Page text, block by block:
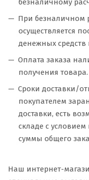
безналичному
При безналичном
осуществляется
денежных средств
Оплата заказа
получения товара.
Сроки доставки/
покупателем
доставки, есть
складе с
суммы общего
Наш интернет-